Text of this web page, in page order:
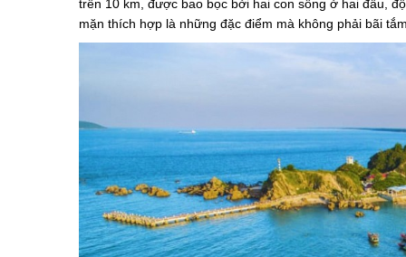
trên 10 km, được bao bọc bởi hai con sông ở hai đầu,
mặn thích hợp là những đặc điểm mà không phải bãi